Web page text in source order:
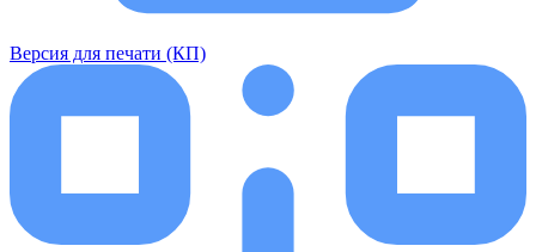
Версия для печати (КП)